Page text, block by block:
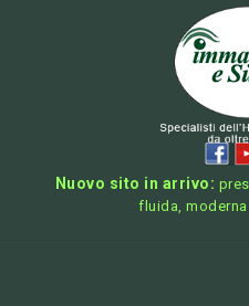
Nuovo sito in arrivo:
fluida,